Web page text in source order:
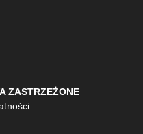
ZASTRZEŻONE